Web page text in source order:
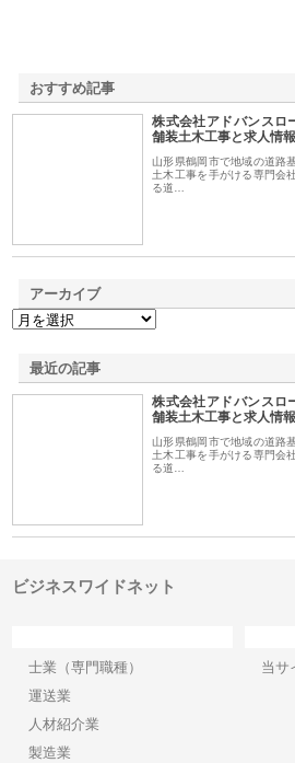
おすすめ記事
株式会社アドバンスロ
舗装土木工事と求人情報
山形県鶴岡市で地域の道路
土木工事を手がける専門会
る道…
アーカイブ
最近の記事
株式会社アドバンスロ
舗装土木工事と求人情報
山形県鶴岡市で地域の道路
土木工事を手がける専門会
る道…
ビジネスワイドネット
士業（専門職種）
運送業
人材紹介業
製造業
当サ